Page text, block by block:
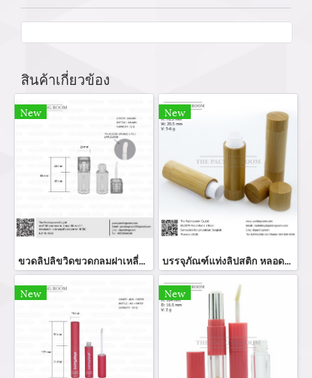
สินค้าเกี่ยวข้อง
New
ขวดลิปลิขวิดขวดกลมฝาเหลี่ยม
New
บรรจุภัณฑ์แท่งลิปสติก หลอดลิปแท่ง Lip stick package/ Lip tube สีแดงเงาฝาปิดแม่เหล็ก จำหน่ายบรรจุภัณฑ์เครื่องสำอางทุกประเภท
New New